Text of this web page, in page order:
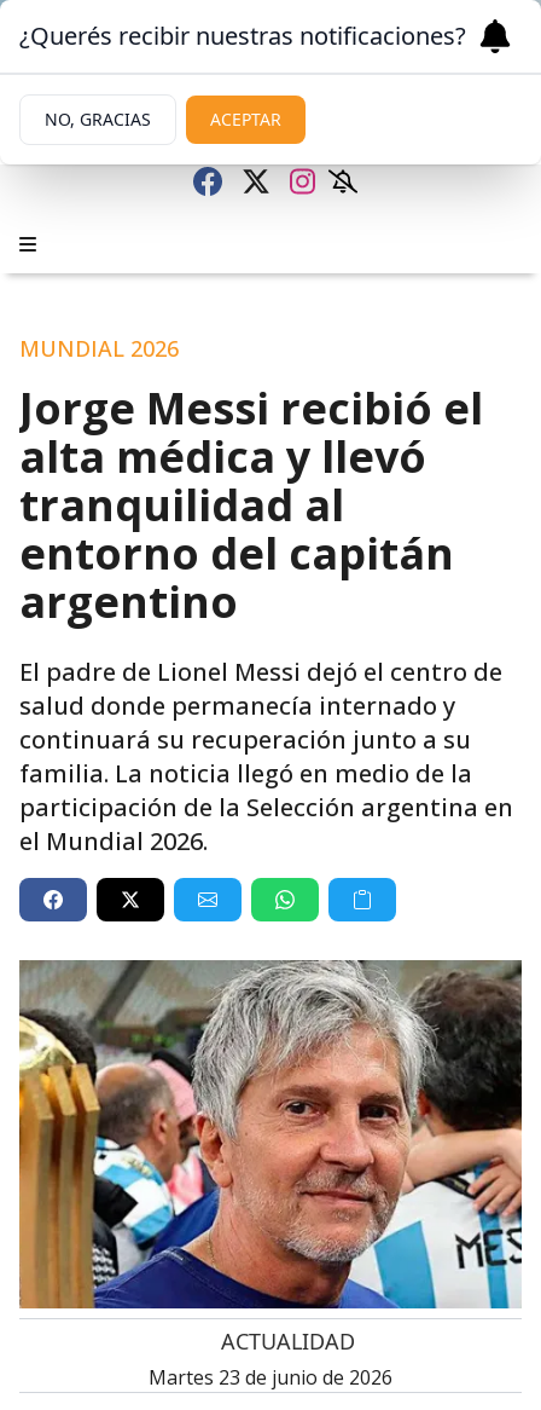
MUNDIAL 2026
Jorge Messi recibió el
alta médica y llevó
tranquilidad al
entorno del capitán
argentino
El padre de Lionel Messi dejó el centro de
salud donde permanecía internado y
continuará su recuperación junto a su
familia. La noticia llegó en medio de la
participación de la Selección argentina en
el Mundial 2026.
ACTUALIDAD
martes 23 de junio de 2026
¿Querés recibir nuestras notificaciones?
NO, GRACIAS ACEPTAR